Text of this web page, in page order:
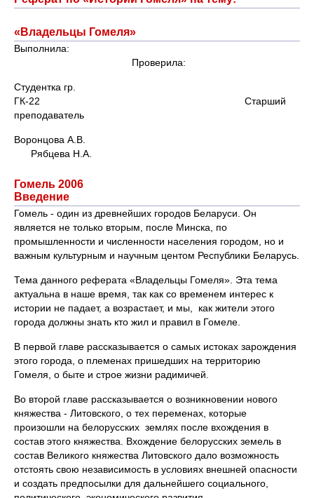
«Владельцы Гомеля»
Выполнила:
Проверила:
Студентка гр.
ГК-22 Старший
преподаватель
Воронцова А.В.
Рябцева Н.А.
Гомель 2006
Введение
Гомель - один из древнейших городов Беларуси. Он
является не только вторым, после Минска, по
промышленности и численности населения городом, но и
важным культурным и научным центом Республики Беларусь.
Тема данного реферата «Владельцы Гомеля». Эта тема
актуальна в наше время, так как со временем интерес к
истории не падает, а возрастает, и мы, как жители этого
города должны знать кто жил и правил в Гомеле.
В первой главе рассказывается о самых истоках зарождения
этого города, о племенах пришедших на территорию
Гомеля, о быте и строе жизни радимичей.
Во второй главе рассказывается о возникновении нового
княжества - Литовского, о тех переменах, которые
произошли на белорусских землях после вхождения в
состав этого княжества. Вхождение белорусских земель в
состав Великого княжества Литовского дало возможность
отстоять свою независимость в условиях внешней опасности
и создать предпосылки для дальнейшего социального,